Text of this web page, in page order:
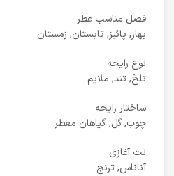
فصل مناسب عطر
بهار, پائیز, تابستان, زمستان
نوع رایحه
تلخ, تند, ملایم
ساختار رایحه
چوب, گل, گیاهان معطر
نت آغازی
آناناس, ترنج